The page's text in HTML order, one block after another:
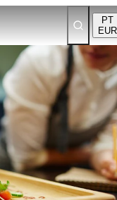
PT
EUR